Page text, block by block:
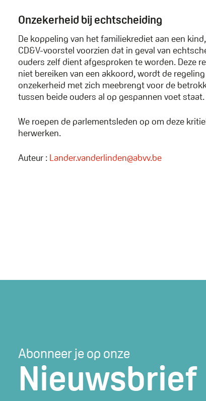
Onzekerheid bij echtscheiding
De koppeling van het familiekrediet aan een
CD&V-voorstel voorzien dat in geval van
ouders zelf dient afgesproken te worden. Deze
niet bereiken van een akkoord, wordt de
onzekerheid met zich meebrengt voor de
tussen beide ouders al op gespannen voet staat.
We roepen de parlementsleden op om deze
herwerken.
Auteur : Lander.vanderlinden@abvv.be
Abonneer je op onze
Nieuwsbrief